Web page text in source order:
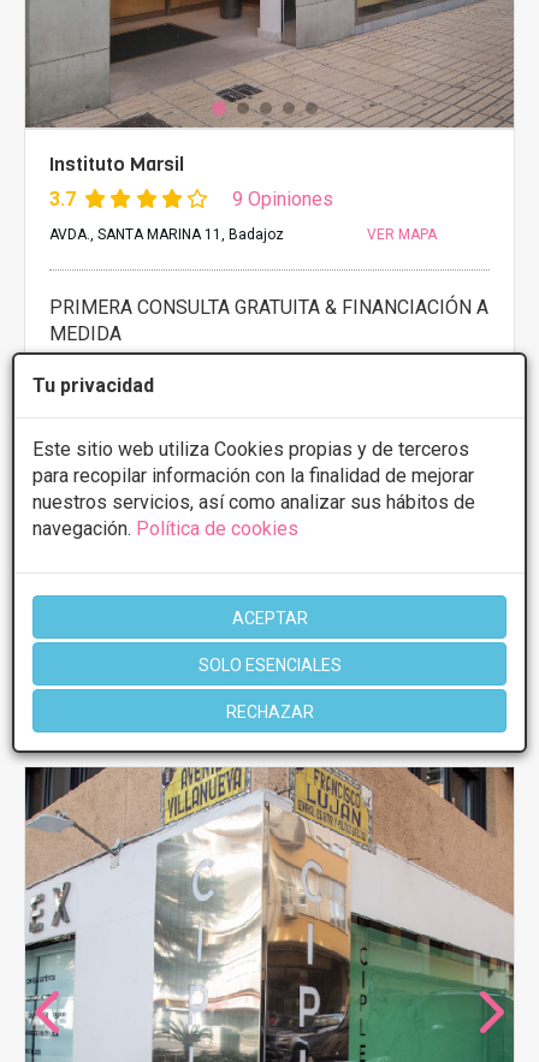
Tu privacidad
Este sitio web utiliza Cookies propias y de terceros
para recopilar información con la finalidad de mejorar
nuestros servicios, así como analizar sus hábitos de
navegación. Política de cookies
ACEPTAR
SOLO ESENCIALES
RECHAZAR
Instituto Marsil
3.7 9 Opiniones
AVDA., SANTA MARINA 11, Badajoz VER MAPA
PRIMERA CONSULTA GRATUITA & FINANCIACIÓN A
MEDIDA
Implantes
CONSULTAR/CITA/PRESUPUESTO
Lunes
8:30 - 14:00 16:00 - 21:00
8:30 - 14:00 16:00 - 21:00